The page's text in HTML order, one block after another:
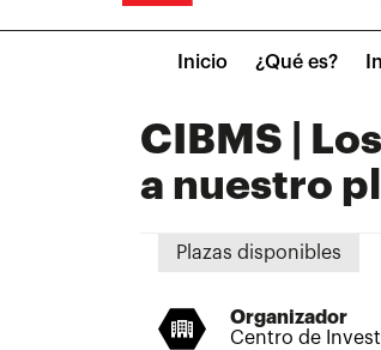
menuInicio ¿Qué es?
CIBMS |
a nuestro
Plazas disponibles
Organizador
Centro de